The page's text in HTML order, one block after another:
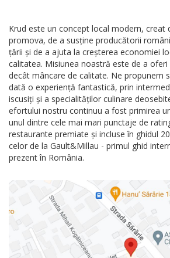
Krud este un concept local modern, creat
promova, de a susține producătorii
țării și de a ajuta la creșterea economiei
calitatea. Misiunea noastră este de a
decât mâncare de calitate. Ne propunem
dată o experiență fantastică, prin
iscusiți și a specialităților culinare
efortului nostru continuu a fost primirea
unul dintre cele mai mari punctaje de
restaurante premiate și incluse în ghidul
celor de la Gault&Millau - primul ghid
prezent în România.